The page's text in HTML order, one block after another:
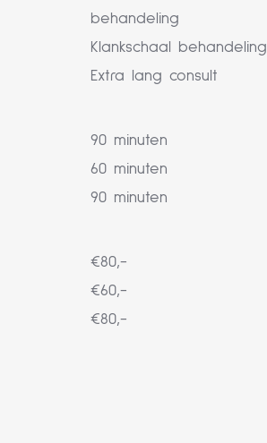
behandeling
Klankschaal behandeling
Extra lang consult
90 minuten
60 minuten
90 minuten
€80,-
€60,-
€80,-